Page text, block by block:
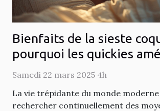
Bienfaits de la sieste
pourquoi les quickies
votre santé
Samedi 22 mars 2025 4h
La vie trépidante du monde moderne
rechercher continuellement des